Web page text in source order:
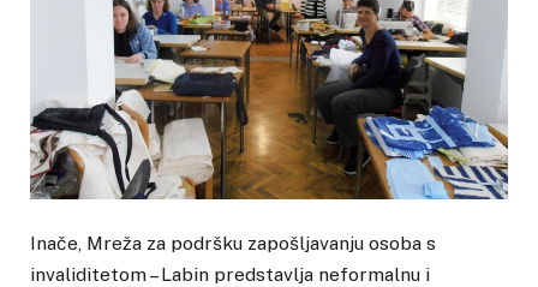
Inače, Mreža za podršku zapošljavanju osoba s
invaliditetom – Labin predstavlja neformalnu i